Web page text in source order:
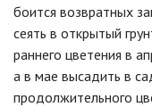
боится возвратных
сеять в открытый
раннего цветения в
а в мае высадить в
продолжительного